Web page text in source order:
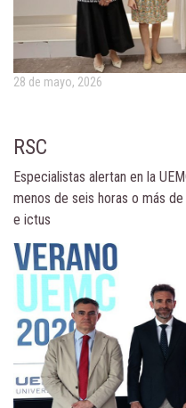
28 de mayo, 2026
RSC
Especialistas alertan en la
menos de seis horas o más
e ictus